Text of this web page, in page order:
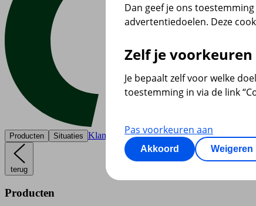
Producten Situaties Klantenservice
terug
Producten
Dan geef je ons
advertentiedoelen. Deze
Zelf je voorkeuren
Je bepaalt zelf voor welke
toestemming in via de link
Pas voorkeuren aan
Akkoord Weigeren